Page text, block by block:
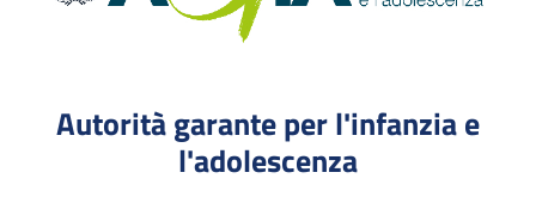
Autorità garante per l'infanzia e
l'adolescenza